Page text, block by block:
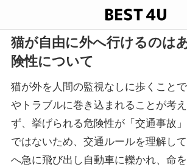
猫が自由に外へ行けるのは
険性について
猫が外を人間の監視なしに歩くこと
やトラブルに巻き込まれることが考
ず、挙げられる危険性が「交通事故
ではないため、交通ルールを理解し
へ急に飛び出し自動車に轢かれ、命